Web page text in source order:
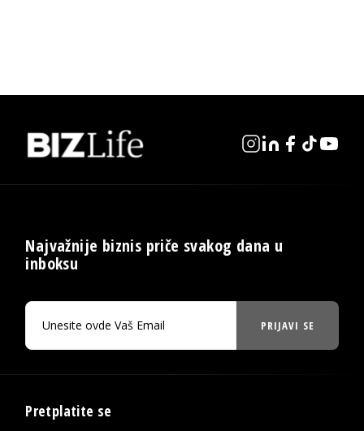
Najvažnije biznis priče svakog dana u
inboksu
PRIJAVI SE
Pretplatite se